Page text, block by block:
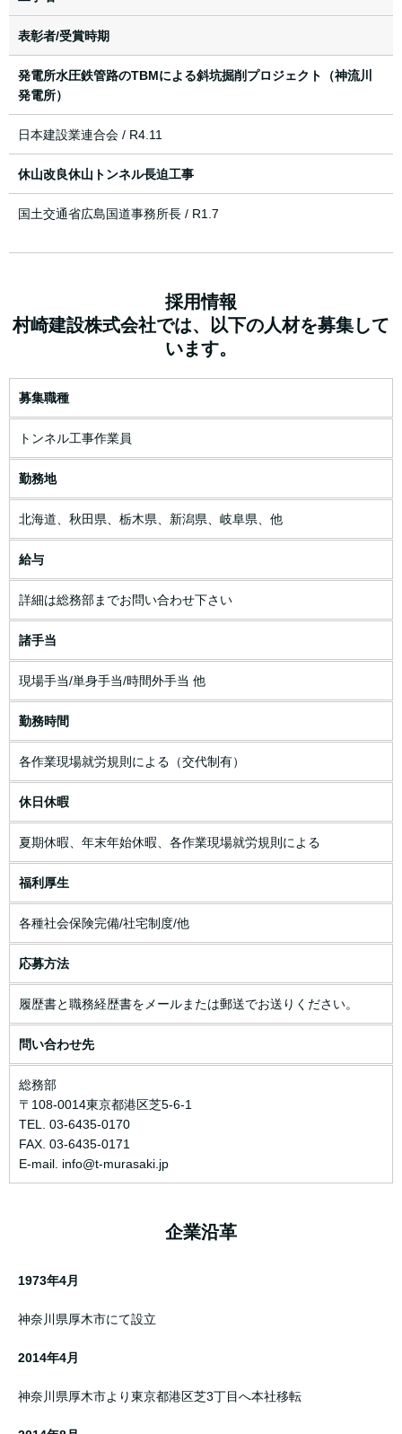
表彰者/受賞時期
発電所水圧鉄管路のTBMによる斜坑掘削プロジェクト（神流川
発電所）
日本建設業連合会 / R4.11
休山改良休山トンネル長迫工事
国土交通省広島国道事務所長 / R1.7
採用情報
村崎建設株式会社では、以下の人材を募集して
います。
募集職種
トンネル工事作業員
勤務地
北海道、秋田県、栃木県、新潟県、岐阜県、他
給与
詳細は総務部までお問い合わせ下さい
諸手当
現場手当/単身手当/時間外手当 他
勤務時間
各作業現場就労規則による（交代制有）
休日休暇
夏期休暇、年末年始休暇、各作業現場就労規則による
福利厚生
各種社会保険完備/社宅制度/他
応募方法
履歴書と職務経歴書をメールまたは郵送でお送りください。
問い合わせ先
総務部
〒108-0014東京都港区芝5-6-1
TEL. 03-6435-0170
FAX. 03-6435-0171
E-mail. info@t-murasaki.jp
企業沿革
1973年4月
神奈川県厚木市にて設立
2014年4月
神奈川県厚木市より東京都港区芝3丁目へ本社移転